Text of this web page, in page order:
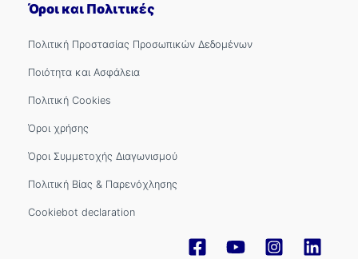
Όροι και Πολιτικές
Πολιτική Προστασίας Προσωπικών Δεδομένων
Ποιότητα και Ασφάλεια
Πολιτική Cookies
Όροι χρήσης
Όροι Συμμετοχής Διαγωνισμού
Πολιτική Βίας & Παρενόχλησης
Cookiebot declaration